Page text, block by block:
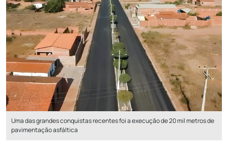
Uma das grandes conquistas recentes foi a execução de 20 mil metros de
pavimentação asfáltica